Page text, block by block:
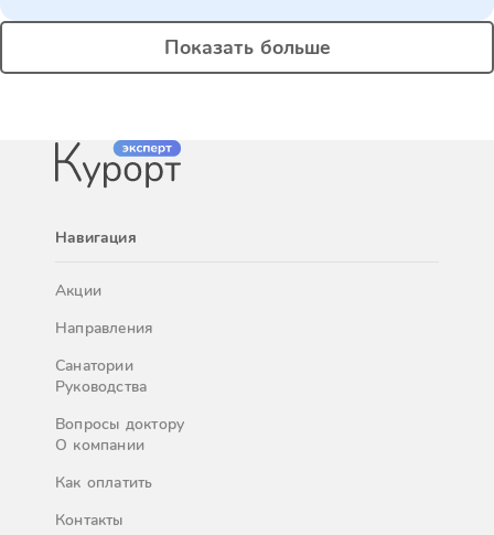
Показать больше
Навигация
Акции
Направления
Санатории
Руководства
Вопросы доктору
О компании
Как оплатить
Контакты